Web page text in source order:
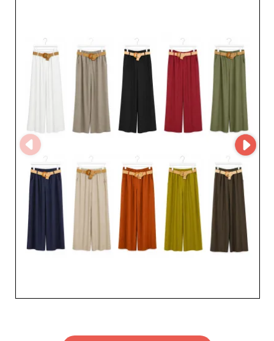
d'extérieur, comparez leurs spécialités
et contactez-les directement. Créez
votre compte pour accéder à
davantage d'informations et retrouvez
leurs catalogues sur l'application
MicroStore afin de simplifier votre
sourcing et développer votre offre avec
des partenaires de confiance.